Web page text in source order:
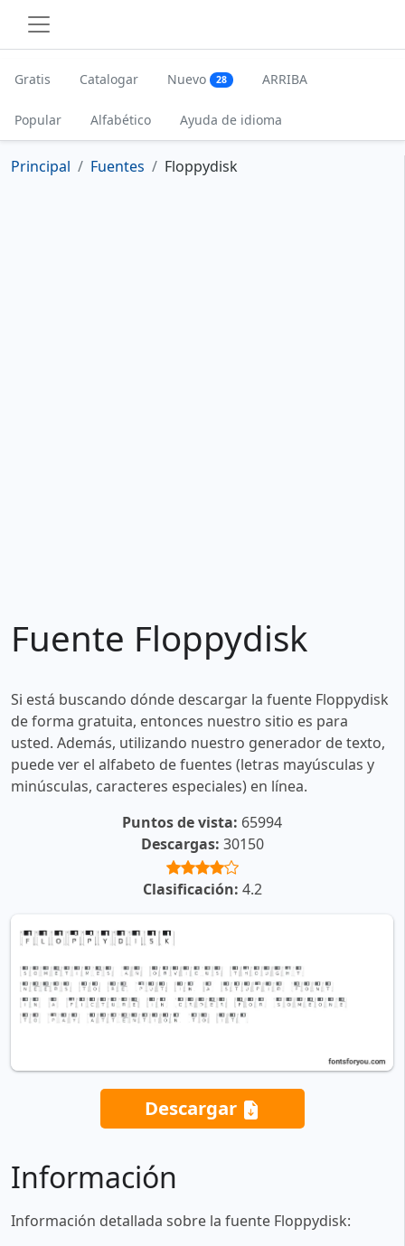
Gratis Catalogar Nuevo 28 ARRIBA
Popular Alfabético Ayuda de idioma
Principal Fuentes Floppydisk
Fuente Floppydisk
Si está buscando dónde descargar la fuente Floppydisk
de forma gratuita, entonces nuestro sitio es para
usted. Además, utilizando nuestro generador de texto,
puede ver el alfabeto de fuentes (letras mayúsculas y
minúsculas, caracteres especiales) en línea.
Puntos de vista: 65994
Descargas: 30150
Clasificación: 4.2
Descargar
Información
Información detallada sobre la fuente Floppydisk: